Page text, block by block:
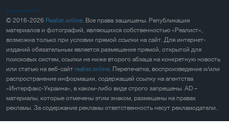
Карта сайта
© 2016-2026 Realist.online. Все права защищены. Републикация
материалов и фотографий, являющихся собственностью «Реалист»,
возможна только при условии прямой ссылки на сайт. Для интернет-
изданий обязательным является размещение прямой, открытой для
поисковых систем, ссылки не ниже второго абзаца на конкретную новость
или статью на веб-сайт realist.online. Перепечатка, воспроизведение и/или
распространение информации, содержащей ссылку на агентства
«Интерфакс-Украина», в каком-либо виде строго запрещены. AD –
материалы, которые отмечены этим знаком, размещены на правах
рекламы. За содержание рекламы ответственность несут рекламодатели.